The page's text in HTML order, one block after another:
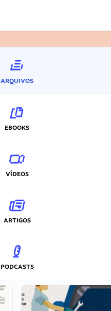
ARQUIVOS
EBOOKS
VÍDEOS
ARTIGOS
PODCASTS